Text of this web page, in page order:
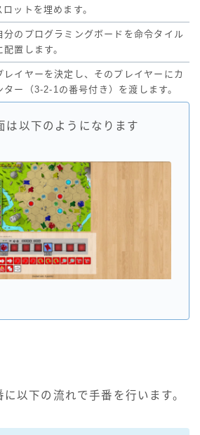
ットを埋めます。
分のプログラミングボードを命令タイル
置します。
レイヤーを決定し、そのプレイヤーにカ
ー（3-2-1の番号付き）を渡します。
は以下のようになります
以下の流れで手番を行います。